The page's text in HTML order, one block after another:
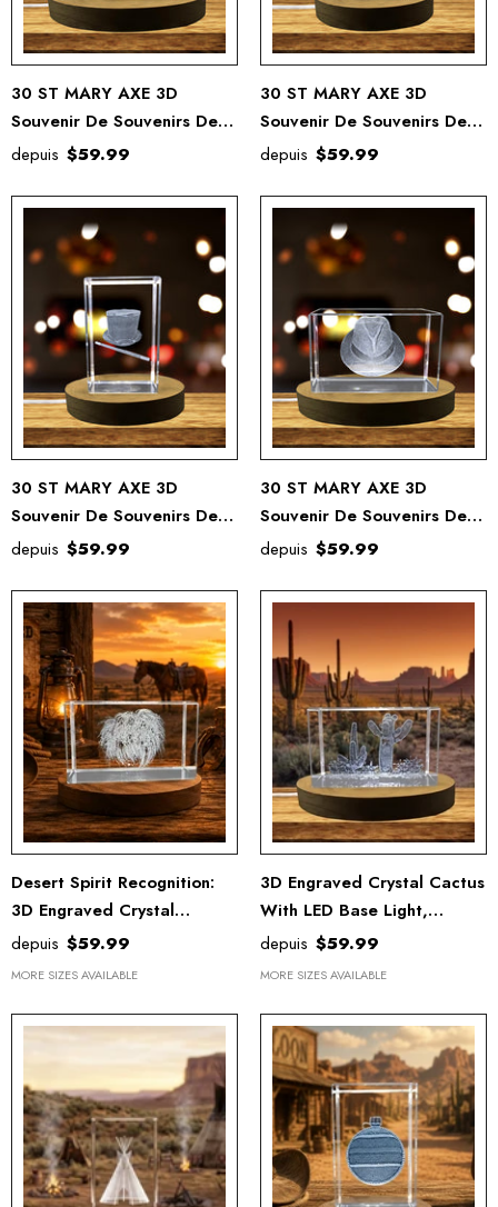
30 ST MARY AXE 3D
Souvenir De Souvenirs De
Cristal Gravé Gravé
depuis $59.99
30 ST MARY AXE 3D
Souvenir De Souvenirs De
Cristal Gravé Gravé
depuis $59.99
30 ST MARY AXE 3D
Souvenir De Souvenirs De
Cristal Gravé Gravé
depuis $59.99
30 ST MARY AXE 3D
Souvenir De Souvenirs De
Cristal Gravé Gravé
depuis $59.99
Desert Spirit Recognition:
3D Engraved Crystal
Tumbleweed Art With Free
LED Base
depuis $59.99
MORE SIZES AVAILABLE
3D Engraved Crystal Cactus
With LED Base Light,
Elegant Keepsake Gift
depuis $59.99
MORE SIZES AVAILABLE